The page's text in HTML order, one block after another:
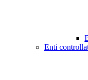
Enti